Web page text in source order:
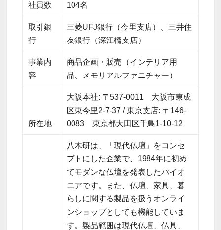
社員数 104名
取引銀
行
三菱UFJ銀行（今里支店）、三井住
友銀行（深江橋支店）
事業内
容
商品企画・販売（インテリア用
品、メモリアルファニチャー）
所在地
大阪本社: 〒537-0011 大阪市東成
区東今里2-7-37 / 東京支店: 〒146-
0083 東京都大田区千鳥1-10-12
八木研は、「現代仏壇」をコンセ
プトにした企業で、1984年に初め
てモダンな仏壇を発表したパイオ
ニアです。また、仏壇、家具、暮
らしに関する製品を扱うオンライ
ンショップとしても機能していま
す。製品範囲は現代仏壇、仏具、